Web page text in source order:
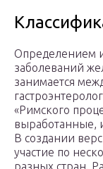
Определением
заболеваний
занимается
«Римского
выработанные,
В создании
участие по
разных стран.